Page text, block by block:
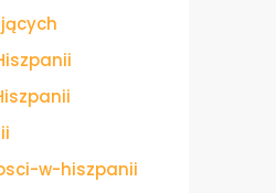
w-hiszpanii